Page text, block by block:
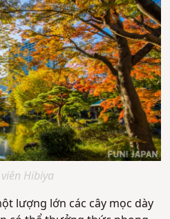
Hibiya
lượng lớn các cây mọc dày